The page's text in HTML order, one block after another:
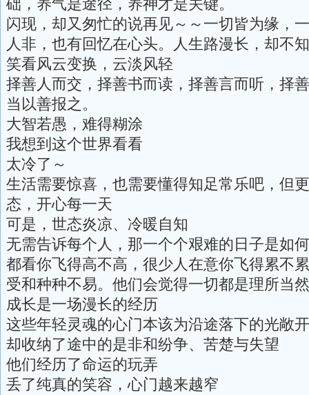
础，养气是途径，养神才是关键。
闪现，却又匆忙的说再见～～一切皆为缘，
人非，也有回忆在心头。人生路漫长，却不
笑看风云变换，云淡风轻
择善人而交，择善书而读，择善言而听，择
当以善报之。
大智若愚，难得糊涂
我想到这个世界看看
太冷了～
生活需要惊喜，也需要懂得知足常乐吧，但
态，开心每一天
可是，世态炎凉、冷暖自知
无需告诉每个人，那一个个艰难的日子是如
都看你飞得高不高，很少人在意你飞得累不
受和种种不易。他们会觉得一切都是理所当然
成长是一场漫长的经历
这些年轻灵魂的心门本该为沿途落下的光敞开
却收纳了途中的是非和纷争、苦楚与失望
他们经历了命运的玩弄
丢了纯真的笑容，心门越来越窄